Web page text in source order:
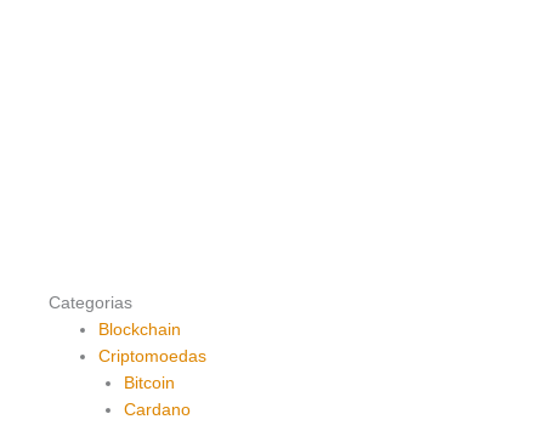
Categorias
Blockchain
Criptomoedas
Bitcoin
Cardano